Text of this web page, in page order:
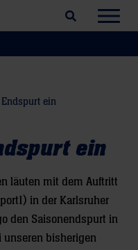
Suchfeld öffnen
ein
ein
läuten mit dem Auftritt
in der Karlsruher
den Saisonendspurt in
unseren bisherigen